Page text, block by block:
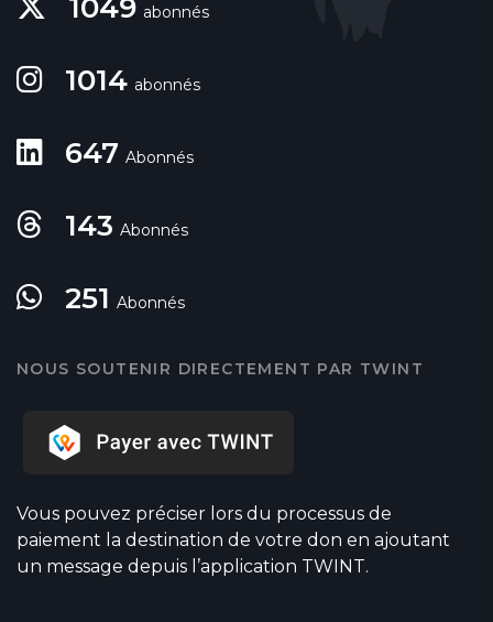
1049 abonnés
1014 abonnés
647 Abonnés
143 Abonnés
251 Abonnés
NOUS SOUTENIR DIRECTEMENT PAR TWINT
Vous pouvez préciser lors du processus de
paiement la destination de votre don en ajoutant
un message depuis l’application TWINT.